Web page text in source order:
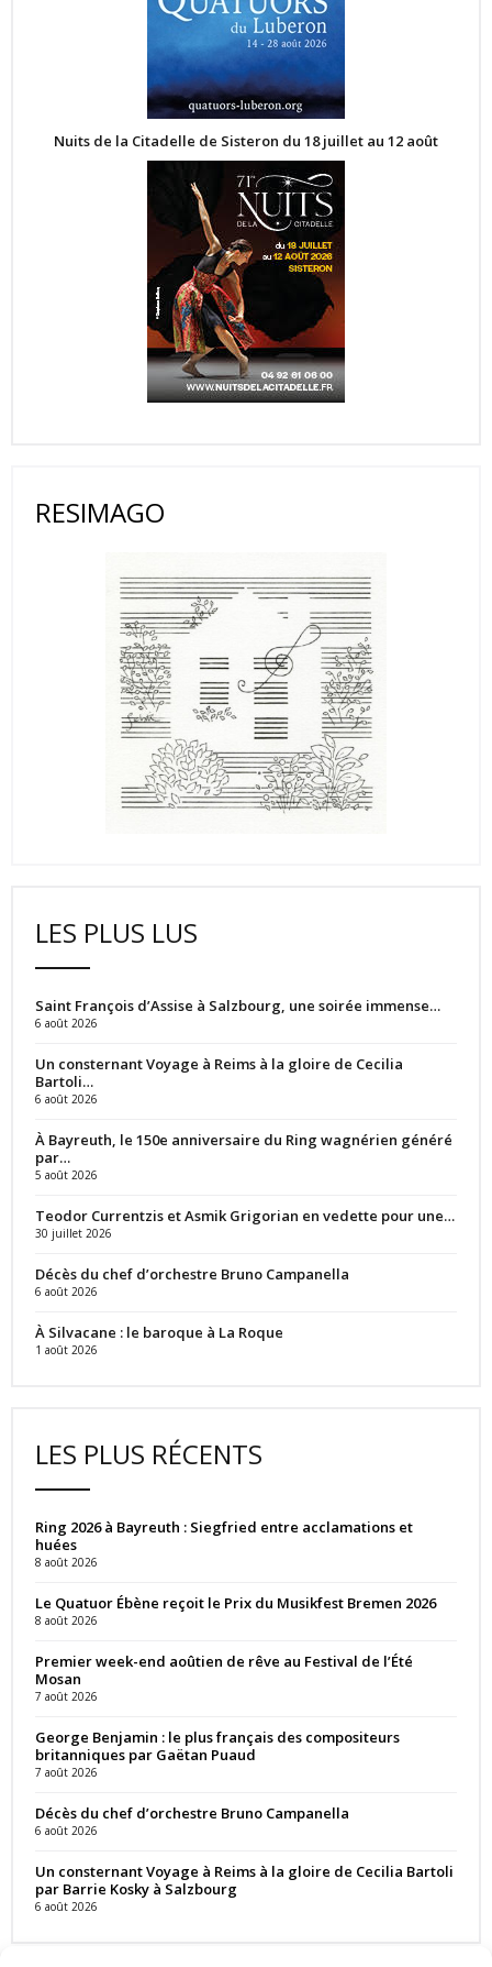
Nuits de la Citadelle de Sisteron du 18 juillet au 12 août
RESIMAGO
LES PLUS LUS
Saint François d’Assise à Salzbourg, une soirée immense…
6 août 2026
Un consternant Voyage à Reims à la gloire de Cecilia
Bartoli…
6 août 2026
À Bayreuth, le 150e anniversaire du Ring wagnérien généré
par…
5 août 2026
Teodor Currentzis et Asmik Grigorian en vedette pour une…
30 juillet 2026
Décès du chef d’orchestre Bruno Campanella
6 août 2026
À Silvacane : le baroque à La Roque
1 août 2026
LES PLUS RÉCENTS
Ring 2026 à Bayreuth : Siegfried entre acclamations et
huées
8 août 2026
Le Quatuor Ébène reçoit le Prix du Musikfest Bremen 2026
8 août 2026
Premier week-end aoûtien de rêve au Festival de l’Été
Mosan
7 août 2026
George Benjamin : le plus français des compositeurs
britanniques par Gaëtan Puaud
7 août 2026
Décès du chef d’orchestre Bruno Campanella
6 août 2026
Un consternant Voyage à Reims à la gloire de Cecilia Bartoli
par Barrie Kosky à Salzbourg
6 août 2026